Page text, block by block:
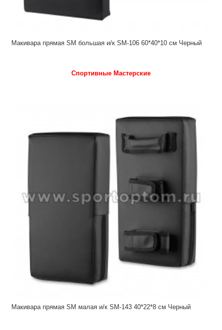
Макивара прямая SM большая и/к SM-106 60*40*10 см Черный
Спортивные Мастерские
Макивара прямая SM малая и/к SM-143 40*22*8 см Черный